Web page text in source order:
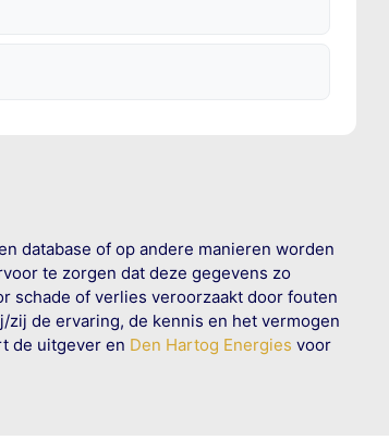
database of op andere manieren worden
te zorgen dat deze gegevens zo
schade of verlies veroorzaakt door fouten
de ervaring, de kennis en het vermogen
de uitgever en Den Hartog Energies voor